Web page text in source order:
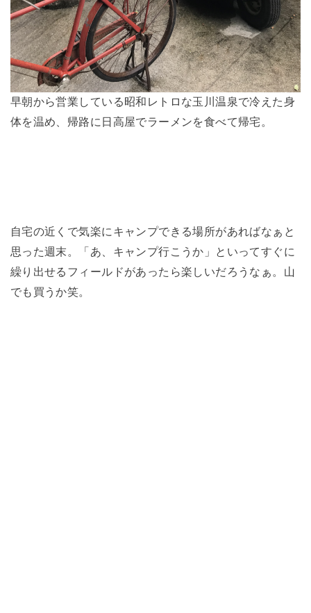
早朝から営業している昭和レトロな玉川温泉で冷えた身
体を温め、帰路に日高屋でラーメンを食べて帰宅。
自宅の近くで気楽にキャンプできる場所があればなぁと
思った週末。「あ、キャンプ行こうか」といってすぐに
繰り出せるフィールドがあったら楽しいだろうなぁ。山
でも買うか笑。